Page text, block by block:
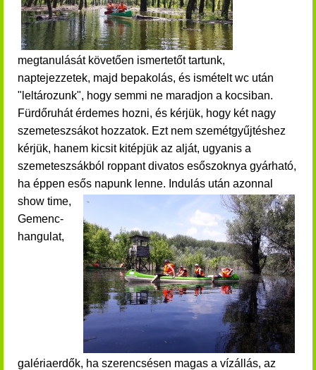
megtanulását követően ismertetőt tartunk,
naptejezzetek, majd bepakolás, és ismételt wc után
"leltározunk", hogy semmi ne maradjon a kocsiban.
Fürdőruhát érdemes hozni, és kérjük, hogy két nagy
szemeteszsákot hozzatok. Ezt nem szemétgyűjtéshez
kérjük, hanem kicsit kitépjük az alját, ugyanis a
szemeteszsákból roppant divatos esőszoknya gyárható,
ha éppen esős napunk lenne. Indulás után azonnal
show time,
Gemenc-
hangulat,
galériaerdők, ha szerencsésen magas a vízállás, az